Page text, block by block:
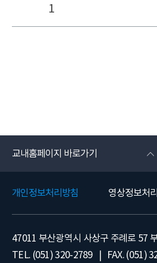
1
교내홈페이지 바로가기
개인정보처리방침 영상정보처
47011 부산광역시 사상구 주례로 57
TEL. (051) 320-2789 | FAX. (051)